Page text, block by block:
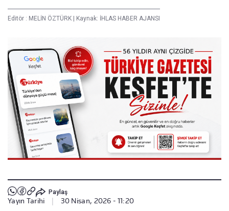
Editör : MELİN ÖZTÜRK | Kaynak: İHLAS HABER AJANSI
Paylaş
Yayın Tarihi 30 Nisan, 2026 - 11:20